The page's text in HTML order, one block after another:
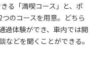
る「満喫コース」と、ポ
のコースを用意。どちら
過体験ができ、車内では開
どを聞くことができる。